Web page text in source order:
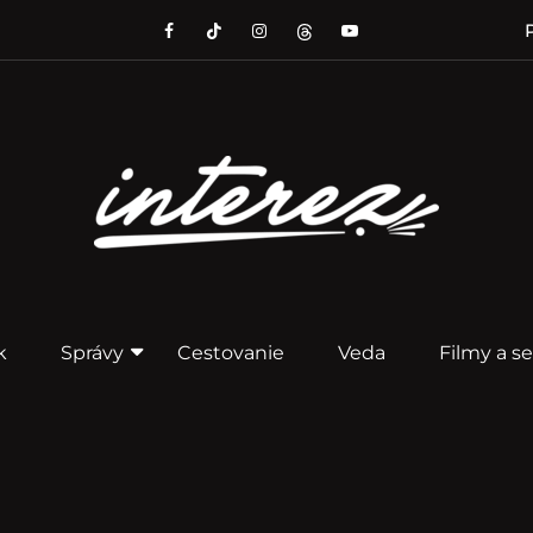
Správy Cestovanie Veda Filmy a